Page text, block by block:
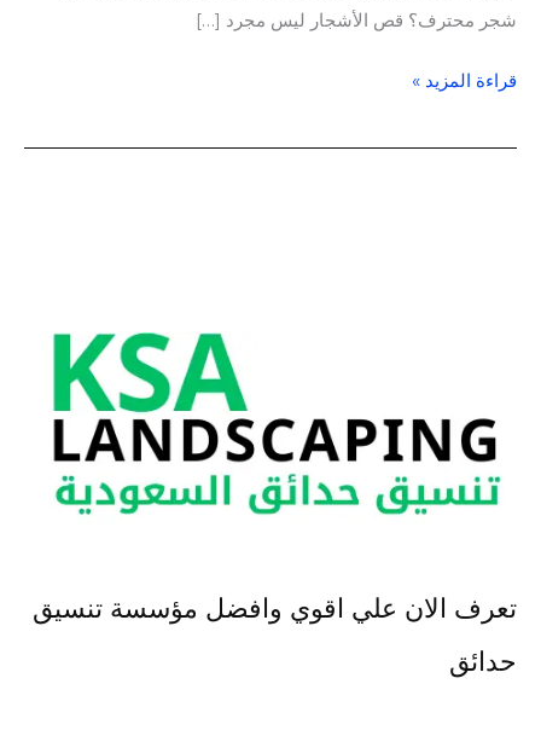
شجر محترف؟ قص الأشجار ليس مجرد […]
قراءة المزيد »
تعرف الان علي اقوي وافضل مؤسسة تنسيق
حدائق